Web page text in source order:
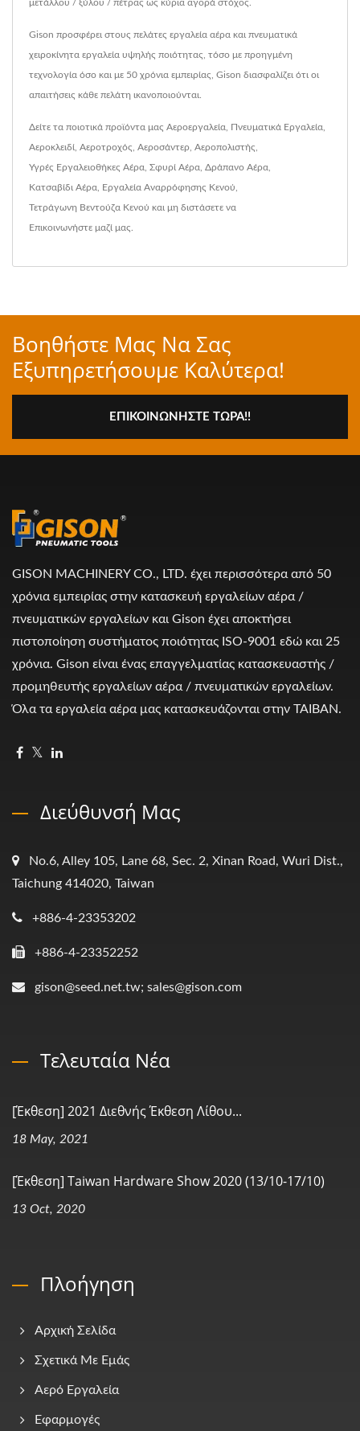
μετάλλου / ξύλου / πέτρας ως κύρια αγορά στόχος.
Gison προσφέρει στους πελάτες εργαλεία αέρα και πνευματικά
χειροκίνητα εργαλεία υψηλής ποιότητας, τόσο με προηγμένη
τεχνολογία όσο και με 50 χρόνια εμπειρίας, Gison διασφαλίζει ότι οι
απαιτήσεις κάθε πελάτη ικανοποιούνται.
Δείτε τα ποιοτικά προϊόντα μας Αεροεργαλεία Πνευματικά Εργαλεία
Αεροκλειδί Αεροτροχός Αεροσάντερ Αεροπολιστής
Υγρές Εργαλειοθήκες Αέρα Σφυρί Αέρα Δράπανο Αέρα
Κατσαβίδι Αέρα Εργαλεία Αναρρόφησης Κενού
Τετράγωνη Βεντούζα Κενού και μη διστάσετε να
Επικοινωνήστε μαζί μας
Βοηθήστε Μας Να Σας
Εξυπηρετήσουμε Καλύτερα!
ΕΠΙΚΟΙΝΩΝΉΣΤΕ ΤΏΡΑ!!
GISON MACHINERY CO., LTD. έχει περισσότερα από 50
χρόνια εμπειρίας στην κατασκευή εργαλείων αέρα /
πνευματικών εργαλείων και Gison έχει αποκτήσει
πιστοποίηση συστήματος ποιότητας ISO-9001 εδώ και 25
χρόνια. Gison είναι ένας επαγγελματίας κατασκευαστής /
προμηθευτής εργαλείων αέρα / πνευματικών εργαλείων.
Όλα τα εργαλεία αέρα μας κατασκευάζονται στην ΤΑΙΒΑΝ.
Διεύθυνσή Μας
No.6, Alley 105, Lane 68, Sec. 2, Xinan Road, Wuri Dist.,
Taichung 414020, Taiwan
+886-4-23353202
+886-4-23352252
gison@seed.net.tw; sales@gison.com
Τελευταία Νέα
[Έκθεση] 2021 Διεθνής Έκθεση Λίθου...
18 May, 2021
[Έκθεση] Taiwan Hardware Show 2020 (13/10-17/10)
13 Oct, 2020
Πλοήγηση
Αρχική Σελίδα
Σχετικά Με Εμάς
Αερό Εργαλεία
Εφαρμογές